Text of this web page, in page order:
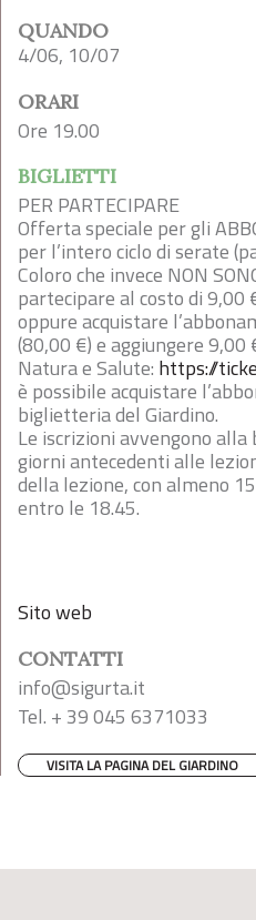
QUANDO
4/06, 10/07
ORARI
Ore 19.00
BIGLIETTI
PER PARTECIPARE
Offerta speciale per gli
per l’intero ciclo di serate
Coloro che invece NON
partecipare al costo di 9,00
oppure acquistare
(80,00 €) e aggiungere 9,00
Natura e Salute: https://
è possibile acquistare
biglietteria del Giardino.
Le iscrizioni avvengono
giorni antecedenti alle
della lezione, con almeno
entro le 18.45.
Sito web
CONTATTI
info@sigurta.it
Tel. + 39 045 6371033
VISITA LA PAGINA DEL GIARDINO